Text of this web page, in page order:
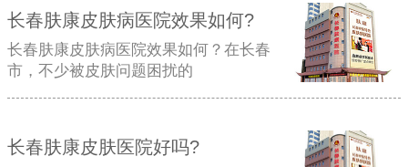
长春肤康皮肤病医院效果如何?
长春肤康皮肤病医院效果如何？在长春
市，不少被皮肤问题困扰的
长春肤康皮肤医院好吗?